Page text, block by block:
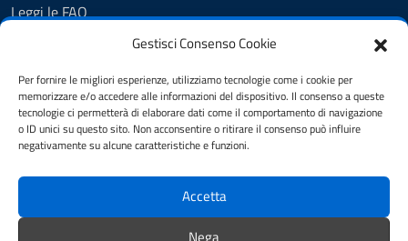
Gestisci Consenso Cookie
Per fornire le migliori esperienze, utilizziamo tecnologie come i cookie per
memorizzare e/o accedere alle informazioni del dispositivo. Il consenso a queste
tecnologie ci permetterà di elaborare dati come il comportamento di navigazione
o ID unici su questo sito. Non acconsentire o ritirare il consenso può influire
negativamente su alcune caratteristiche e funzioni.
Accetta
Leggi le FAQ
Prenotazione appuntamento
Segnalazione disservizio
Richiesta assistenza
Feedback
Albo Pretorio
Amministrazione trasparente
Note legali
Informativa privacy